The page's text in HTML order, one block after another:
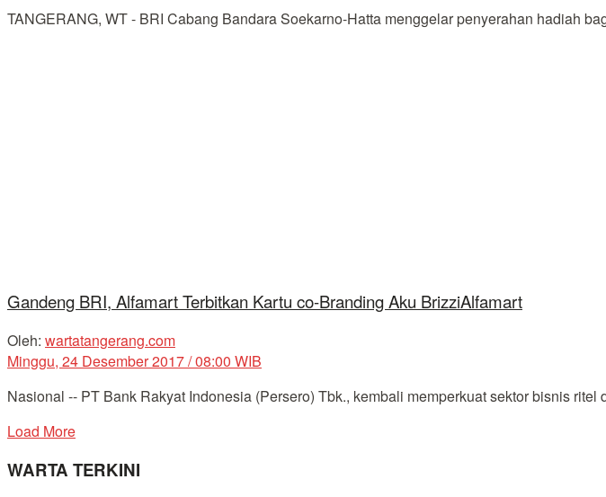
TANGERANG, WT - BRI Cabang Bandara Soekarno-Hatta menggelar penyerahan hadiah
Gandeng BRI, Alfamart Terbitkan Kartu co-Branding Aku BrizziAlfamart
Oleh: wartatangerang.com
Minggu, 24 Desember 2017 / 08:00 WIB
Nasional -- PT Bank Rakyat Indonesia (Persero) Tbk., kembali memperkuat sektor bisnis
Load More
WARTA TERKINI